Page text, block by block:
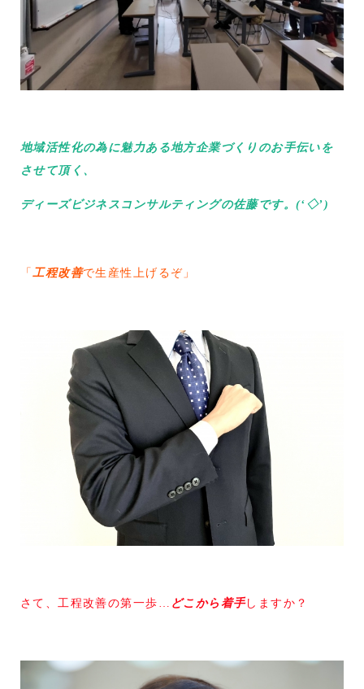
地域活性化の為に魅力ある地方企業づくりのお手伝いを
させて頂く、
ディーズビジネスコンサルティングの佐藤です。(‘◇’)ゞ
「工程改善で生産性上げるぞ」
さて、工程改善の第一歩… どこから着手しますか？